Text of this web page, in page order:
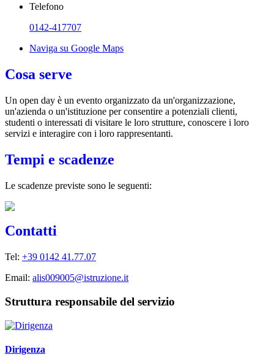
Telefono
0142-417707
Naviga su Google Maps
Cosa serve
Un open day è un evento organizzato da un'organizzazione,
un'azienda o un'istituzione per consentire a potenziali clienti,
studenti o interessati di visitare le loro strutture, conoscere i loro
servizi e interagire con i loro rappresentanti.
Tempi e scadenze
Le scadenze previste sono le seguenti:
Contatti
Tel: +39 0142 41.77.07
Email: alis009005@istruzione.it
Struttura responsabile del servizio
Dirigenza